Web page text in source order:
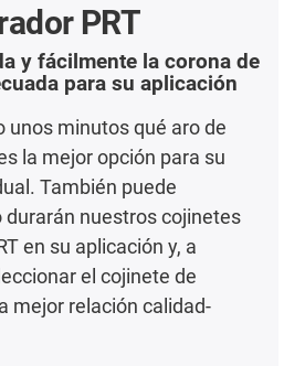
PRT
y fácilmente la corona de
para su aplicación
unos minutos qué aro de
la mejor opción para su
También puede
durarán nuestros cojinetes
en su aplicación y, a
el cojinete de
mejor relación calidad-